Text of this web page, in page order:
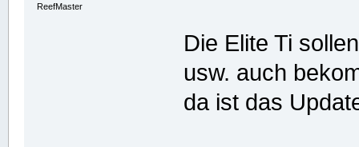
ReefMaster
Die Elite Ti
usw. auch
da ist das